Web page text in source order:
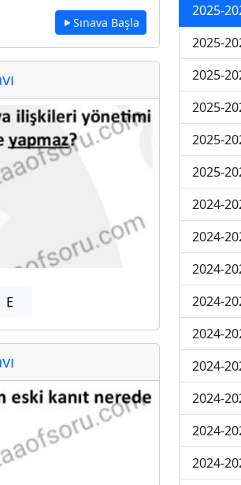
Sınava Başla
E
2025-
2025-
2025-
2025-
2025-
2025-
2024-
2024-
2024-
2024-
2024-
2024-
2024-
2024-
2024-